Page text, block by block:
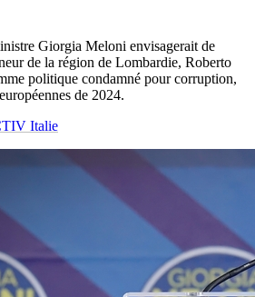
Giorgia Meloni envisagerait de
de la région de Lombardie, Roberto
politique condamné pour corruption,
de 2024.
Italie